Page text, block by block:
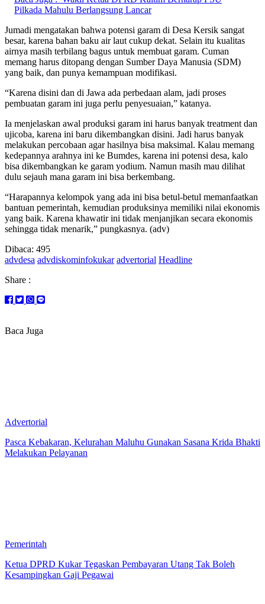
Pilkada Mahulu Berlangsung Lancar
Jumadi mengatakan bahwa potensi garam di Desa Kersik sangat
besar, karena bahan baku air laut cukup dekat. Selain itu kualitas
airnya masih terbilang bagus untuk membuat garam. Cuman
memang harus ditopang dengan Sumber Daya Manusia (SDM)
yang baik, dan punya kemampuan modifikasi.
“Karena disini dan di Jawa ada perbedaan alam, jadi proses
pembuatan garam ini juga perlu penyesuaian,” katanya.
Ia menjelaskan awal produksi garam ini harus banyak treatment dan
ujicoba, karena ini baru dikembangkan disini. Jadi harus banyak
melakukan percobaan agar hasilnya bisa maksimal. Kalau memang
kedepannya arahnya ini ke Bumdes, karena ini potensi desa, kalo
bisa dikembangkan ke garam yodium. Namun masih mau dilihat
dulu sejauh mana garam ini bisa berkembang.
“Harapannya kelompok yang ada ini bisa betul-betul memanfaatkan
bantuan pemerintah, kemudian produksinya memiliki nilai ekonomis
yang baik. Karena khawatir ini tidak menjanjikan secara ekonomis
sehingga tidak menarik,” pungkasnya. (adv)
Dibaca: 495
advdesa advdiskominfokukar advertorial Headline
Share :
Baca Juga
Advertorial
Pasca Kebakaran, Kelurahan Maluhu Gunakan Sasana Krida Bhakti
Melakukan Pelayanan
Pemerintah
Ketua DPRD Kukar Tegaskan Pembayaran Utang Tak Boleh
Kesampingkan Gaji Pegawai